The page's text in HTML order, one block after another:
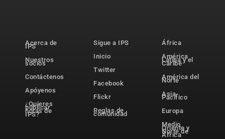
Acerca de
IPS
Nuestros
socios
Contáctenos
Apóyenos
¿Quieres
publicar
notas de
IPS?
Sigue a IPS
Inicio
Twitter
Facebook
Flickr
Reglas de
comunidad
África
América
Latina y el
Caribe
América del
Norte
Asia-
Pacífico
Europa
Medio
Oriente y
Norte de
África